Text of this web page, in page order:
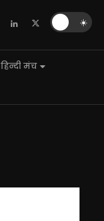
हिन्दी मंच
☀️